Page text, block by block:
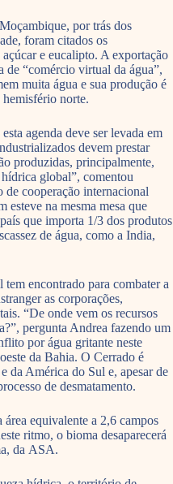
por trás dos
foram citados os
e eucalipto. A exportação
de “comércio virtual da água”,
muita água e sua produção é
hemisfério norte.
agenda deve ser levada em
devem prestar
produzidas, principalmente,
hídrica global”, comentou
cooperação internacional
esteve na mesma mesa que
que importa 1/3 dos produtos
de água, como a India,
encontrado para combater a
as corporações,
“De onde vem os recursos
pergunta Andrea fazendo um
por água gritante neste
da Bahia. O Cerrado é
da América do Sul e, apesar de
de desmatamento.
equivalente a 2,6 campos
ritmo, o bioma desaparecerá
da ASA.